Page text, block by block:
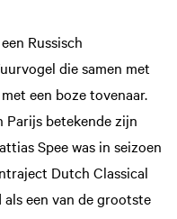
Russisch
die samen met
een boze tovenaar.
Parijs betekende zijn
Spee was in seizoen
Dutch Classical
een van de grootste